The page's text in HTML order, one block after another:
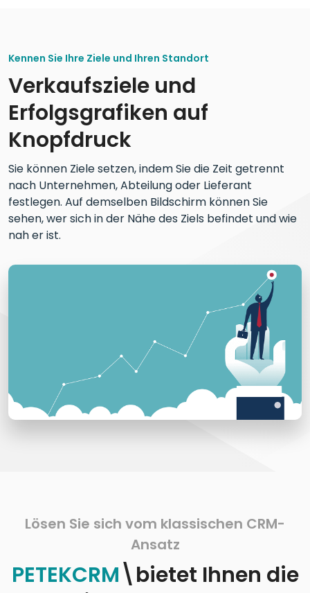
Kennen Sie Ihre Ziele und Ihren Standort
Verkaufsziele und
Erfolgsgrafiken auf
Knopfdruck
Sie können Ziele setzen, indem Sie die Zeit getrennt
nach Unternehmen, Abteilung oder Lieferant
festlegen. Auf demselben Bildschirm können Sie
sehen, wer sich in der Nähe des Ziels befindet und wie
nah er ist.
Lösen Sie sich vom klassischen CRM-
Ansatz
PETEKCRM\bietet Ihnen die